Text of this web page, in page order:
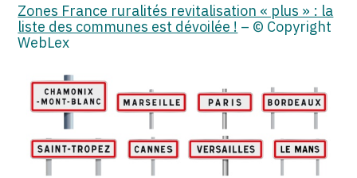
Zones France ruralités revitalisation « plus » : la
liste des communes est dévoilée ! – © Copyright
WebLex